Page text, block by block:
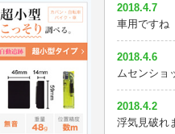
2018.1.28
浮気がわか
2018.1.27
婚約者の素
たみたいな
2018.1.24
飲み会だと
2018.3.2
前妻の浮気
2018.2.19
嫁を尾行し
できるぜ！
2018.4.7
車用ですね
2018.4.6
ムセンショ
2018.4.2
浮気見破れ